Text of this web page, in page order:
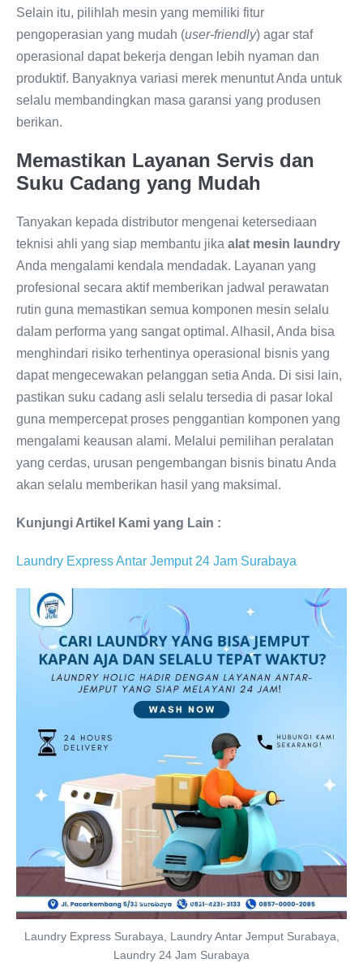
Selain itu, pilihlah mesin yang memiliki fitur
pengoperasian yang mudah (user-friendly) agar staf
operasional dapat bekerja dengan lebih nyaman dan
produktif. Banyaknya variasi merek menuntut Anda untuk
selalu membandingkan masa garansi yang produsen
berikan.
Memastikan Layanan Servis dan
Suku Cadang yang Mudah
Tanyakan kepada distributor mengenai ketersediaan
teknisi ahli yang siap membantu jika alat mesin laundry
Anda mengalami kendala mendadak. Layanan yang
profesional secara aktif memberikan jadwal perawatan
rutin guna memastikan semua komponen mesin selalu
dalam performa yang sangat optimal. Alhasil, Anda bisa
menghindari risiko terhentinya operasional bisnis yang
dapat mengecewakan pelanggan setia Anda. Di sisi lain,
pastikan suku cadang asli selalu tersedia di pasar lokal
guna mempercepat proses penggantian komponen yang
mengalami keausan alami. Melalui pemilihan peralatan
yang cerdas, urusan pengembangan bisnis binatu Anda
akan selalu memberikan hasil yang maksimal.
Kunjungi Artikel Kami yang Lain :
Laundry Express Antar Jemput 24 Jam Surabaya
Laundry Express Surabaya, Laundry Antar Jemput Surabaya,
Laundry 24 Jam Surabaya